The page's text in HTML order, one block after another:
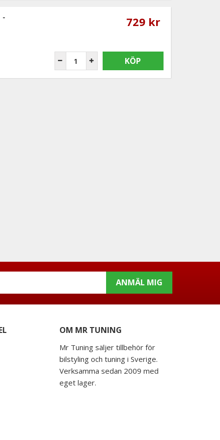
- 729 kr
KÖP
ANMÄL MIG
OM MR TUNING
Mr Tuning säljer tillbehör för
bilstyling och tuning i Sverige.
Verksamma sedan 2009 med
eget lager.